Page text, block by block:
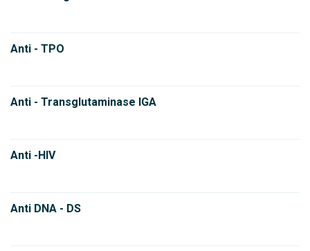
Anti - TPO
Anti - Transglutaminase IGA
Anti -HIV
Anti DNA - DS